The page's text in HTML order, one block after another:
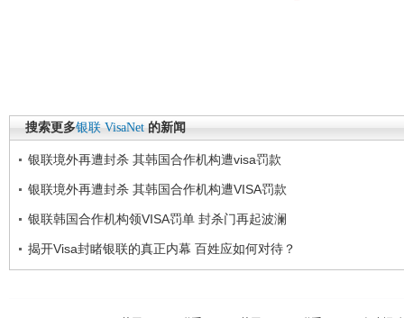
搜索更多银联 VisaNet 的新闻
银联境外再遭封杀 其韩国合作机构遭visa罚款
银联境外再遭封杀 其韩国合作机构遭VISA罚款
银联韩国合作机构领VISA罚单 封杀门再起波澜
揭开Visa封睹银联的真正内幕 百姓应如何对待？